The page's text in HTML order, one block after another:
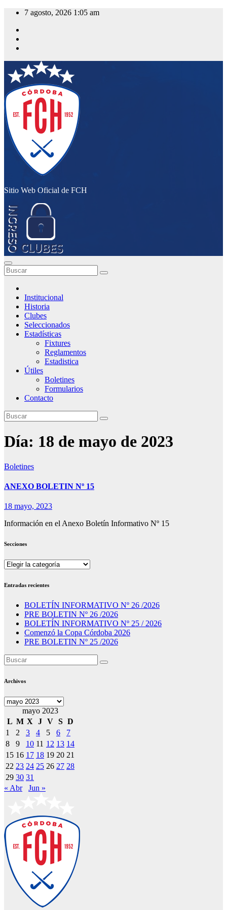
Saltar
contenido
7 agosto, 2026 1:05 am
Sitio Web Oficial de FCH
Institucional
Historia
Clubes
Seleccionados
Estadísticas
Fixtures
Reglamentos
Estadistica
Útiles
Boletines
Formularios
Contacto
Día: 18 de mayo de 2023
Boletines
ANEXO BOLETIN Nº 15
18 mayo, 2023
Información en el Anexo Boletín Informativo Nº 15
Secciones
Secciones
Entradas recientes
BOLETÍN INFORMATIVO Nº 26 /2026
PRE BOLETIN Nº 26 /2026
BOLETÍN INFORMATIVO Nº 25 / 2026
Comenzó la Copa Córdoba 2026
PRE BOLETIN Nº 25 /2026
Archivos
Archivos
mayo 2023
L M X J V S D
1
2 3 4 5 6
7
8
9 10 11 12 13 14
15 16 17 18 19 20 21
22 23 24 25 26 27 28
29 30 31
« Abr
Jun »